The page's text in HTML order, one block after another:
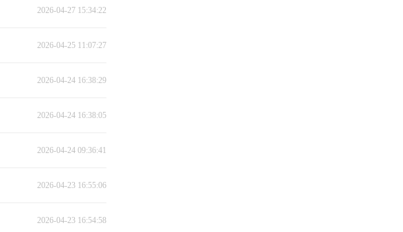
2026-04-27 15:34:22
2026-04-25 11:07:27
2026-04-24 16:38:29
2026-04-24 16:38:05
2026-04-24 09:36:41
2026-04-23 16:55:06
2026-04-23 16:54:58